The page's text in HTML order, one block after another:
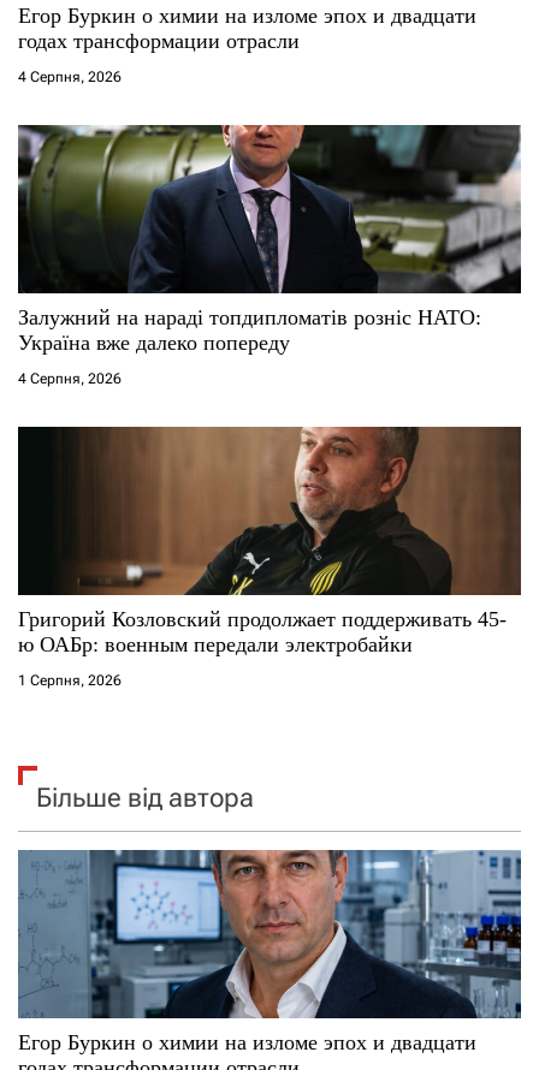
с
і
в
Егор Буркин о химии на изломе эпох и двадцати
годах трансформации отрасли
4 Серпня, 2026
Залужний на нараді топдипломатів розніс НАТО:
Україна вже далеко попереду
4 Серпня, 2026
Григорий Козловский продолжает поддерживать 45-
ю ОАБр: военным передали электробайки
1 Серпня, 2026
Більше від автора
Егор Буркин о химии на изломе эпох и двадцати